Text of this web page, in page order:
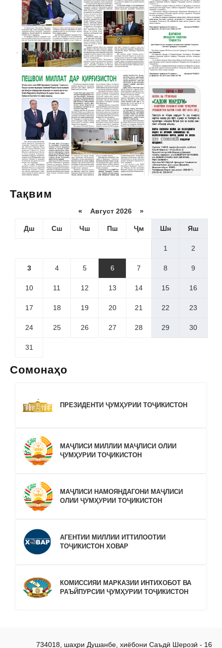
Тақвим
« Август 2026 »
Дш Сш Чш Пш Ҷм Шн Яш
1 2
3 4 5 6 7 8 9
10 11 12 13 14 15 16
17 18 19 20 21 22 23
24 25 26 27 28 29 30
31
Сомонаҳо
ПРЕЗИДЕНТИ ҶУМҲУРИИ ТОҶИКИСТОН
МАҶЛИСИ МИЛЛИИ МАҶЛИСИ ОЛИИ
ҶУМҲУРИИ ТОҶИКИСТОН
МАҶЛИСИ НАМОЯНДАГОНИ МАҶЛИСИ
ОЛИИ ҶУМҲУРИИ ТОҶИКИСТОН
АГЕНТИИ МИЛЛИИ ИТТИЛООТИИ
ТОҶИКИСТОН ХОВАР
КОМИССИЯИ МАРКАЗИИ ИНТИХОБОТ ВА
РАЪЙПУРСИИ ҶУМҲУРИИ ТОҶИКИСТОН
734018, шаҳри Душанбе, хиёбони Саъдӣ Шерозӣ - 16